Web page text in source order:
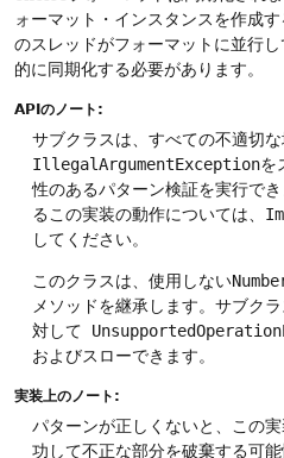
ォーマット・インスタンスを作成す
のスレッドがフォーマットに並行
的に同期化する必要があります。
APIのノート:
サブクラスは、すべての不適切な
IllegalArgumentExceptionを
性のあるパターン検証を実行でき
るこの実装の動作については、
してください。
このクラスは、使用しない
メソッドを継承します。サブク
対して
およびスローできます。
実装上のノート:
パターンが正しくないと、この
功して不正な部分を破棄する可能